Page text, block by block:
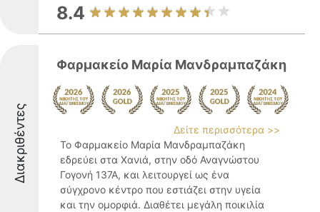
8.4
Διακριθέντες
Φαρμακείο Μαρία Μανδραμπαζάκη
Δείτε περισσότερα >>
Το Φαρμακείο Μαρία Μανδραμπαζάκη
εδρεύει στα Χανιά, στην οδό Αναγνώστου
Γογονή 137Α, και λειτουργεί ως ένα
σύγχρονο κέντρο που εστιάζει στην υγεία
και την ομορφιά. Διαθέτει μεγάλη ποικιλία